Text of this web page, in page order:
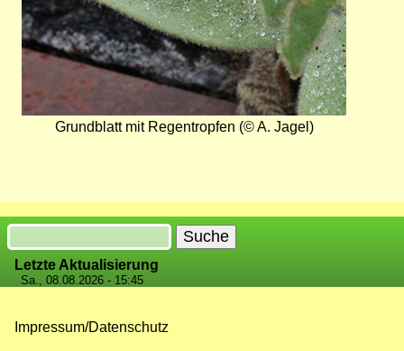
Grundblatt mit Regentropfen (© A. Jagel)
Suche
Letzte Aktualisierung
Sa., 08.08.2026 - 15:45
Impressum/Datenschutz